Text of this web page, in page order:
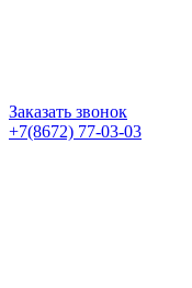
Заказать звонок
+7(8672) 77-03-03